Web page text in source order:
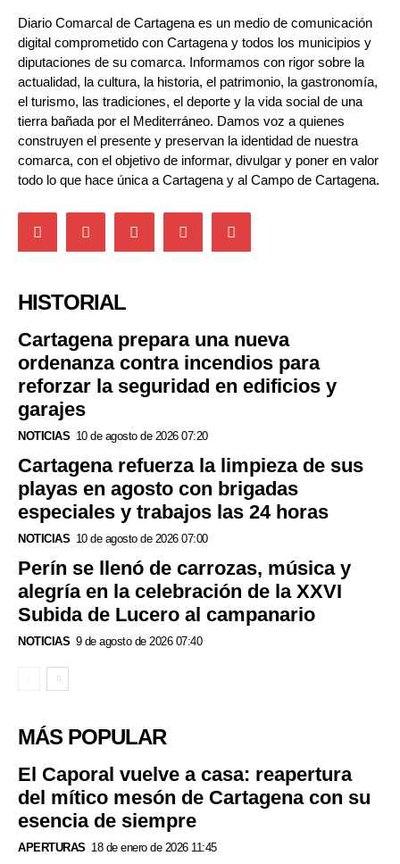
Diario Comarcal de Cartagena es un medio de comunicación
digital comprometido con Cartagena y todos los municipios y
diputaciones de su comarca. Informamos con rigor sobre la
actualidad, la cultura, la historia, el patrimonio, la gastronomía,
el turismo, las tradiciones, el deporte y la vida social de una
tierra bañada por el Mediterráneo. Damos voz a quienes
construyen el presente y preservan la identidad de nuestra
comarca, con el objetivo de informar, divulgar y poner en valor
todo lo que hace única a Cartagena y al Campo de Cartagena.
HISTORIAL
Cartagena prepara una nueva
ordenanza contra incendios para
reforzar la seguridad en edificios y
garajes
NOTICIAS 10 de agosto de 2026 07:20
Cartagena refuerza la limpieza de sus
playas en agosto con brigadas
especiales y trabajos las 24 horas
NOTICIAS 10 de agosto de 2026 07:00
Perín se llenó de carrozas, música y
alegría en la celebración de la XXVI
Subida de Lucero al campanario
NOTICIAS 9 de agosto de 2026 07:40
MÁS POPULAR
El Caporal vuelve a casa: reapertura
del mítico mesón de Cartagena con su
esencia de siempre
APERTURAS 18 de enero de 2026 11:45